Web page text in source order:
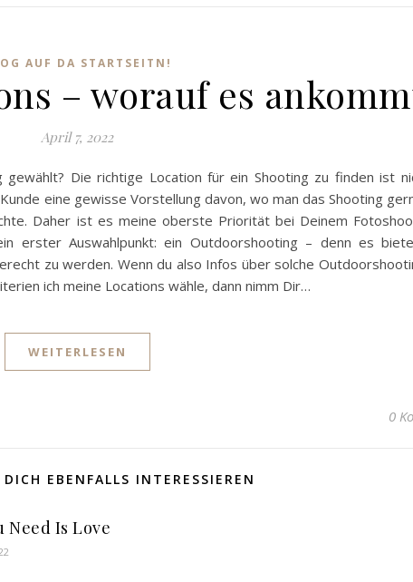
AUF DA STARTSEITN!
– worauf es
April 7, 2022
Die richtige Location für ein Shooting zu finden ist
eine gewisse Vorstellung davon, wo man das Shooting
Daher ist es meine oberste Priorität bei Deinem
erster Auswahlpunkt: ein Outdoorshooting – denn es
zu werden. Wenn du also Infos über solche
ich meine Locations wähle, dann nimm Dir…
WEITERLESEN
0
EBENFALLS INTERESSIEREN
Need Is Love